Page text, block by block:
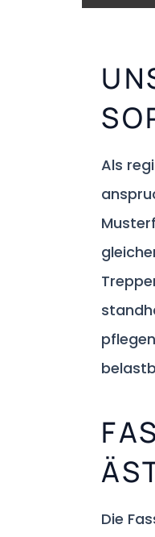
Als
Die